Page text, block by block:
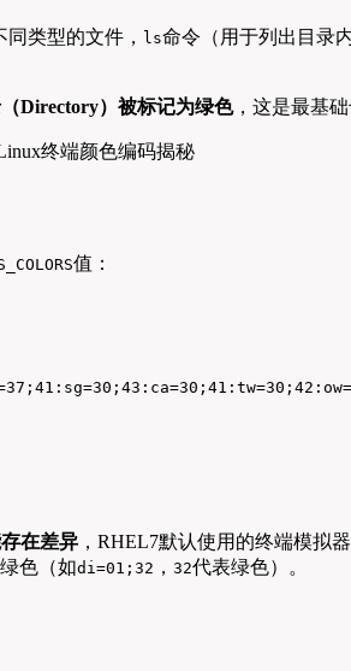
类型的文件， ls命令（用于列出目录
（Directory）被标记为绿色，这是最基础
值：
在差异 ，RHEL7默认使用的终端模拟
色（如di=01;32 ， 32代表绿色）。